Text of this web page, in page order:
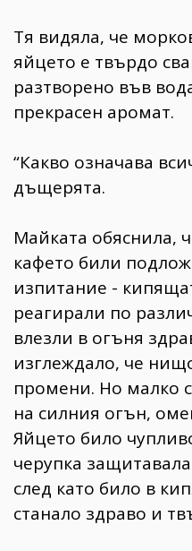
Тя видяла, че
яйцето е твърдо
разтворено във
прекрасен аромат.
“Какво означава
дъщерята.
Майката обяснила,
кафето били
изпитание -
реагирали по
влезли в огъня
изглеждало, че
промени. Но малко
на силния огън,
Яйцето било
черупка
след като било в
станало здраво и